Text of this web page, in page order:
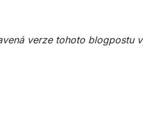
verze tohoto blogpostu